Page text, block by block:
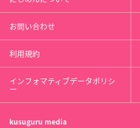
お問い合わせ
利用規約
インフォマティブデータポリシ
ー
kusuguru media